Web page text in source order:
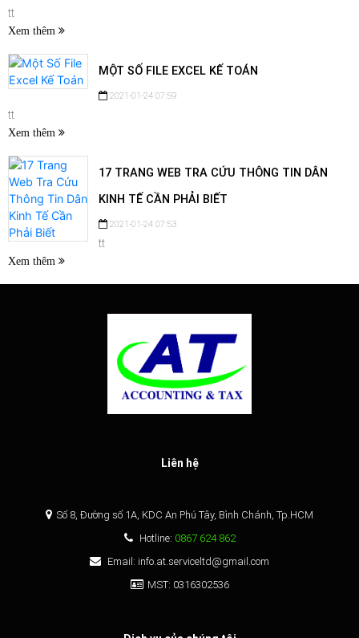
tt
Xem thêm
MỘT SỐ FILE EXCEL KẾ TOÁN
2021-01-24 07:59
tt
Xem thêm
17 TRANG WEB TRA CỨU THÔNG TIN DÂN
KINH TẾ CẦN PHẢI BIẾT
2021-01-24 07:53
tt
Xem thêm
Liên hệ
Số 8, Đường số 1A, KDC An Phú Tây, Bình Chánh, Tp.HCM
Hotline: 0867 624 862
Email: info.at.serviceltd@gmail.com
MST: 0316302536